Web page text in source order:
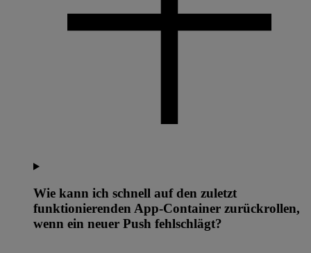
Wie kann ich schnell auf den zuletzt
funktionierenden App-Container zurückrollen,
wenn ein neuer Push fehlschlägt?